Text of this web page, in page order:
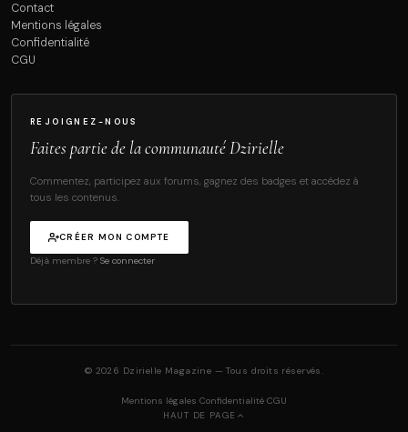
Contact
Mentions légales
Confidentialité
CGU
REJOIGNEZ-NOUS
Faites partie de la communauté Dzirielle
Commentez, participez aux forums, gagnez des badges et accédez à
tous les contenus.
CRÉER MON COMPTE
Déjà membre ? Se connecter
© 2026 Dzirielle Magazine — Tous droits réservés.
Mentions légales Confidentialité CGU
HAUT DE PAGE